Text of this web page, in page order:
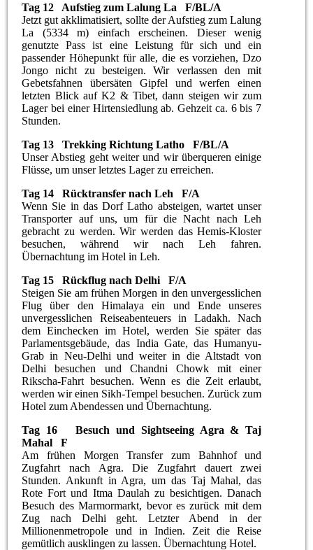
Tag 12 Aufstieg zum Lalung La F/BL/A
Jetzt gut akklimatisiert, sollte der Aufstieg zum Lalung
La (5334 m) einfach erscheinen. Dieser wenig
genutzte Pass ist eine Leistung für sich und ein
passender Höhepunkt für alle, die es vorziehen, Dzo
Jongo nicht zu besteigen. Wir verlassen den mit
Gebetsfahnen übersäten Gipfel und werfen einen
letzten Blick auf K2 & Tibet, dann steigen wir zum
Lager bei einer Hirtensiedlung ab. Gehzeit ca. 6 bis 7
Stunden.
Tag 13 Trekking Richtung Latho F/BL/A
Unser Abstieg geht weiter und wir überqueren einige
Flüsse, um unser letztes Lager zu erreichen.
Tag 14 Rücktransfer nach Leh F/A
Wenn Sie in das Dorf Latho absteigen, wartet unser
Transporter auf uns, um für die Nacht nach Leh
gebracht zu werden. Wir werden das Hemis-Kloster
besuchen, während wir nach Leh fahren.
Übernachtung im Hotel in Leh.
Tag 15 Rückflug nach Delhi F/A
Steigen Sie am frühen Morgen in den unvergesslichen
Flug über den Himalaya ein und Ende unseres
unvergesslichen Reiseabenteuers in Ladakh. Nach
dem Einchecken im Hotel, werden Sie später das
Parlamentsgebäude, das India Gate, das Humanyu-
Grab in Neu-Delhi und weiter in die Altstadt von
Delhi besuchen und Chandni Chowk mit einer
Rikscha-Fahrt besuchen. Wenn es die Zeit erlaubt,
werden wir einen Sikh-Tempel besuchen. Zurück zum
Hotel zum Abendessen und Übernachtung.
Tag 16 Besuch und Sightseeing Agra & Taj
Mahal F
Am frühen Morgen Transfer zum Bahnhof und
Zugfahrt nach Agra. Die Zugfahrt dauert zwei
Stunden. Ankunft in Agra, um das Taj Mahal, das
Rote Fort und Itma Daulah zu besichtigen. Danach
Besuch des Marmormarkt, bevor es zurück mit dem
Zug nach Delhi geht. Letzter Abend in der
Millionenmetropole und in Indien. Zeit die Reise
gemütlich ausklingen zu lassen. Übernachtung Hotel.